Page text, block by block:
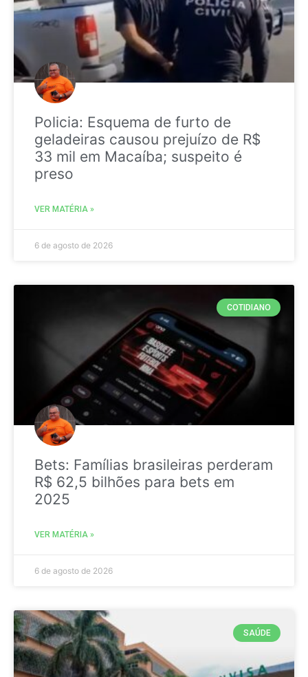
Policia: Esquema de furto de
geladeiras causou prejuízo de R$
33 mil em Macaíba; suspeito é
preso
VER MATÉRIA »
6 de agosto de 2026
COTIDIANO
Bets: Famílias brasileiras perderam
R$ 62,5 bilhões para bets em
2025
VER MATÉRIA »
6 de agosto de 2026
SAÚDE